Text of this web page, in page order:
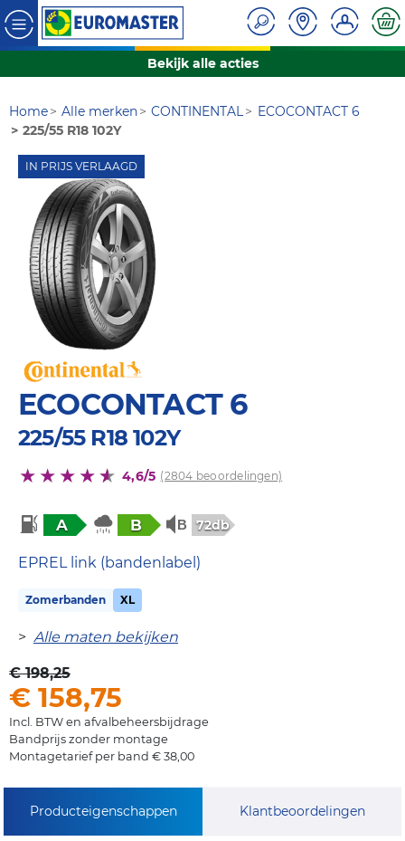
Bekijk alle acties
Home Alle merken CONTINENTAL
ECOCONTACT 6
225/55 R18 102Y
IN PRIJS VERLAAGD
ECOCONTACT 6
225/55 R18 102Y
4,6/5 (2804 beoordelingen)
A B 72db
EPREL link (bandenlabel)
Zomerbanden XL
> Alle maten bekijken
€ 198,25
€ 158,75
Incl. BTW en afvalbeheersbijdrage
Bandprijs zonder montage
Montagetarief per band € 38,00
Producteigenschappen Klantbeoordelingen